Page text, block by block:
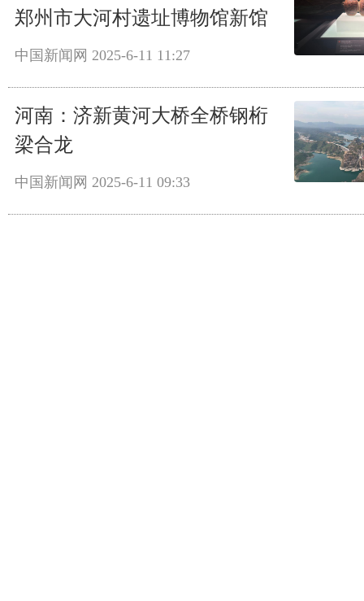
郑州市大河村遗址博物馆新馆
中国新闻网 2025-6-11 11:27
河南：济新黄河大桥全桥钢桁
梁合龙
中国新闻网 2025-6-11 09:33